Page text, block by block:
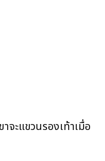
จะแขวนรองเท้าเมื่อ